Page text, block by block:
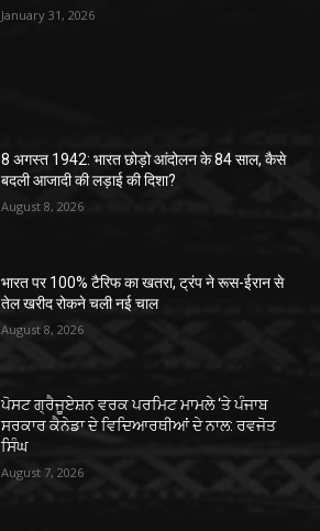
January 31, 2026
8 अगस्त 1942: भारत छोड़ो आंदोलन के 84 साल, कैसे
बदली आजादी की लड़ाई की दिशा?
August 8, 2026
भारत पर 100% टैरिफ का खतरा, ट्रंप ने रूस-ईरान से
तेल खरीद रोकने चली नई चाल
August 8, 2026
ਪੋਸਟ ਗ੍ਰੈਜੂਏਸ਼ਨ ਵਰਕ ਪਰਮਿਟ ਮਾਮਲੇ ‘ਤੇ ਪੰਜਾਬ
ਸਰਕਾਰ ਕੈਨੇਡਾ ਦੇ ਵਿਦਿਆਰਥੀਆਂ ਦੇ ਨਾਲ: ਰਵਜੋਤ
ਸਿੰਘ
August 7, 2026